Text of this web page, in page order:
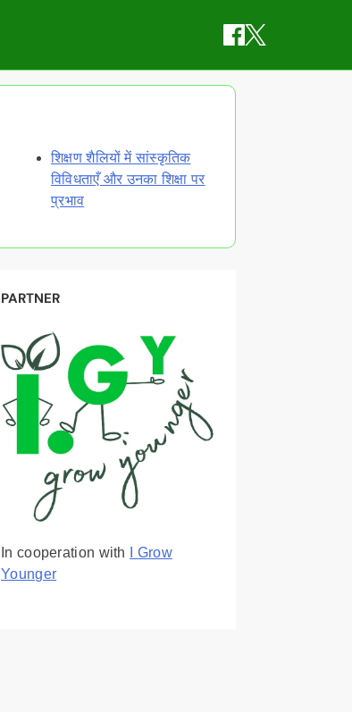
शिक्षण शैलियों में सांस्कृतिक
विविधताएँ और उनका शिक्षा पर
प्रभाव
PARTNER
In cooperation with
I Grow
Younger